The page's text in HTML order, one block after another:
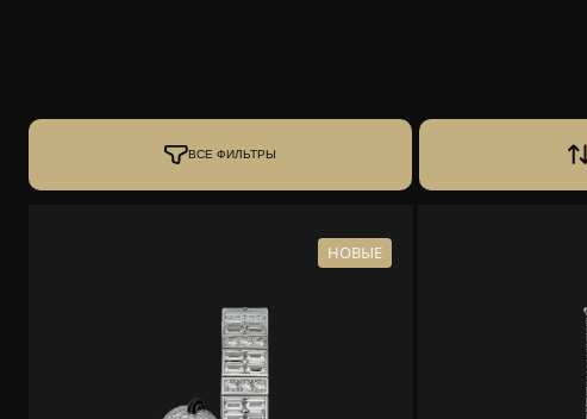
ВСЕ ФИЛЬТРЫ
НОВЫЕ